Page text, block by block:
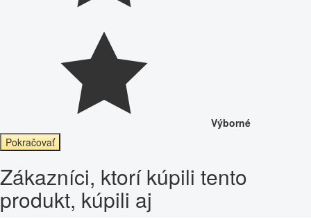
Výborné
Pokračovať
Zákazníci, ktorí kúpili tento
produkt, kúpili aj